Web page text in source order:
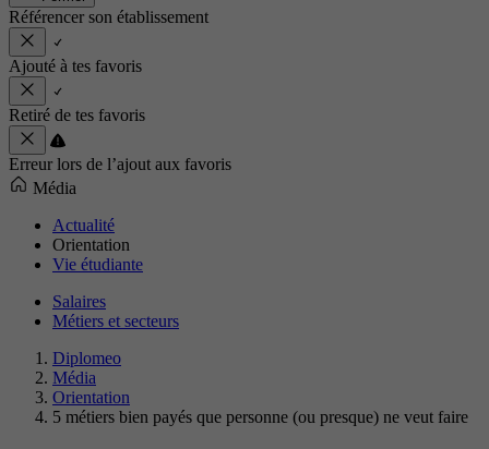
Référencer son établissement
Ajouté à tes favoris
Retiré de tes favoris
Erreur lors de l’ajout aux favoris
Média
Actualité
Orientation
Vie étudiante
Salaires
Métiers et secteurs
Diplomeo
Média
Orientation
5 métiers bien payés que personne (ou presque) ne veut faire